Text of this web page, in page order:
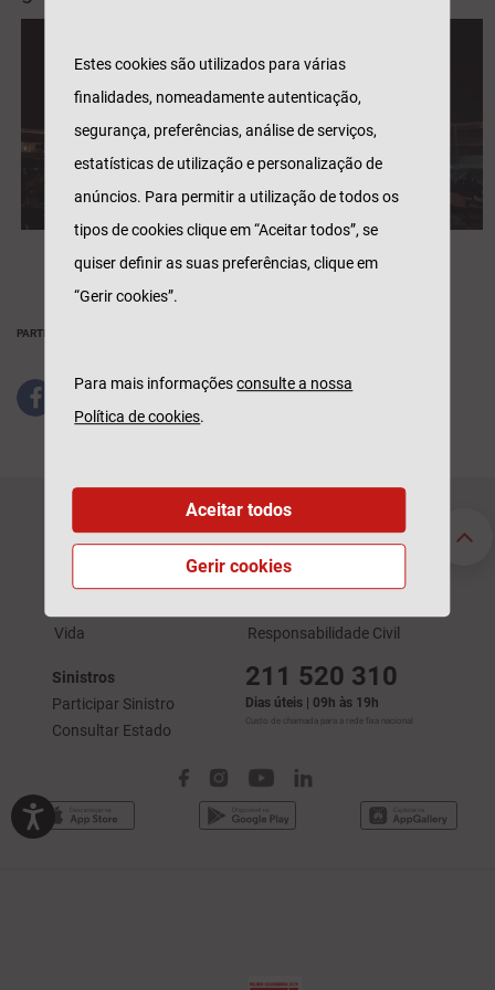
PARTILHAR
Seguros Particulares
Automóvel
Habitação
Vida
Acidentes de Trabalho
Responsabilidade Civil
Sinistros
Participar Sinistro
Consultar Estado
211 520 310
Dias úteis | 09h às 19h
Custo de chamada para a rede fixa nacional
Estes cookies são utilizados para várias
finalidades, nomeadamente autenticação,
segurança, preferências, análise de serviços,
estatísticas de utilização e personalização de
anúncios. Para permitir a utilização de todos os
tipos de cookies clique em “Aceitar todos”, se
quiser definir as suas preferências, clique em
“Gerir cookies”.
Para mais informaçõesconsulte a nossa
Política de cookies.
Gerir cookies
Aceitar todos